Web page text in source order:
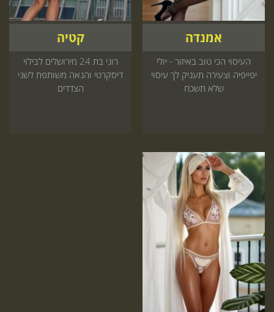
אמנדה
העיסוי הכי טוב באיזור - יולי
יפייפיה וצעירה תעניק לך עיסוי
שלא תשכח
קטיה
רוני בת 24 מירושלים לבילוי
דיסקרטי והנאה משותפת לשני
הצדדים